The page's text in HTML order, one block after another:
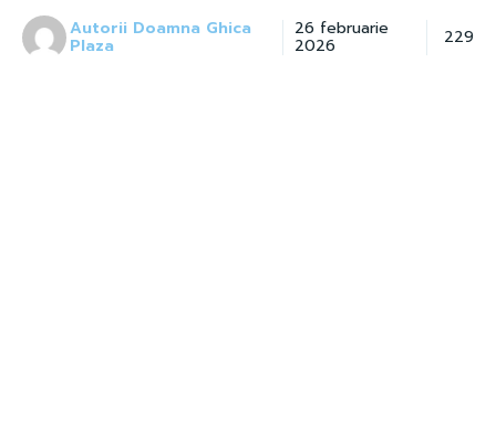
Autorii Doamna Ghica
Plaza
26 februarie
2026 229